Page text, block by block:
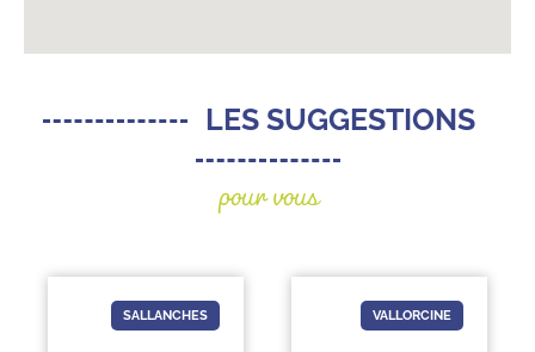
LES SUGGESTIONS
pour vous
SALLANCHES VALLORCINE